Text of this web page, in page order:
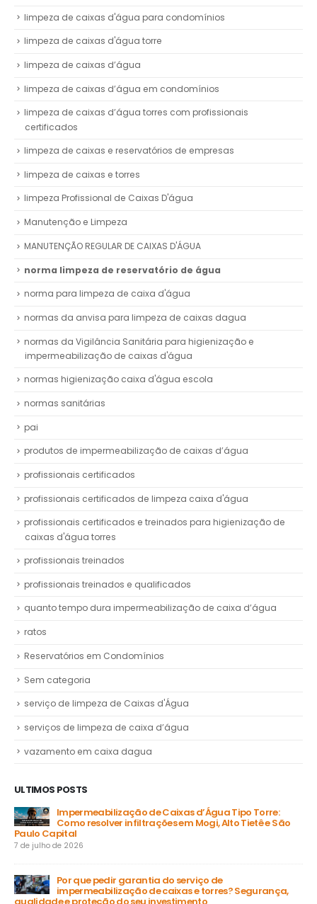
limpeza de caixas d'água para condomínios
limpeza de caixas d'água torre
limpeza de caixas d’água
limpeza de caixas d’água em condomínios
limpeza de caixas d’água torres com profissionais
certificados
limpeza de caixas e reservatórios de empresas
limpeza de caixas e torres
limpeza Profissional de Caixas D'água
Manutenção e Limpeza
MANUTENÇÃO REGULAR DE CAIXAS D'ÁGUA
norma limpeza de reservatório de água
norma para limpeza de caixa d'água
normas da anvisa para limpeza de caixas dagua
normas da Vigilância Sanitária para higienização e
impermeabilização de caixas d'água
normas higienização caixa d'água escola
normas sanitárias
pai
produtos de impermeabilização de caixas d’água
profissionais certificados
profissionais certificados de limpeza caixa d'água
profissionais certificados e treinados para higienização de
caixas d'água torres
profissionais treinados
profissionais treinados e qualificados
quanto tempo dura impermeabilização de caixa d’água
ratos
Reservatórios em Condomínios
Sem categoria
serviço de limpeza de Caixas d'Água
serviços de limpeza de caixa d’água
vazamento em caixa dagua
ULTIMOS POSTS
Impermeabilização de Caixas d’Água Tipo Torre:
Como resolver infiltrações em Mogi, Alto Tietê e São
Paulo Capital
7 de julho de 2026
Por que pedir garantia do serviço de
impermeabilização de caixas e torres? Segurança,